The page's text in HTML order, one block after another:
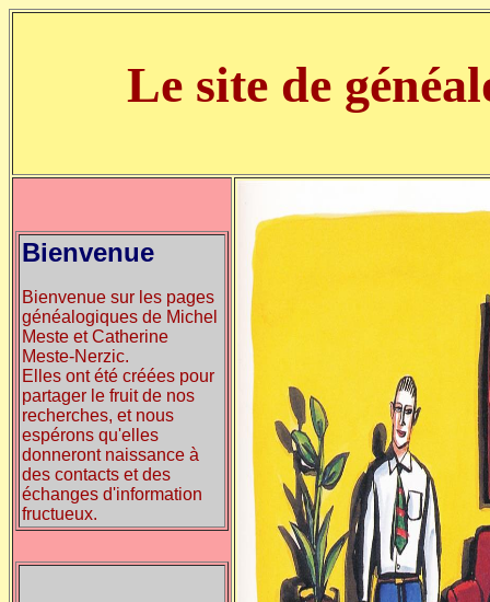
Le site de
Bienvenue
Bienvenue sur les pages
généalogiques de Michel
Meste et Catherine
Meste-Nerzic.
Elles ont été créées pour
partager le fruit de nos
recherches, et nous
espérons qu'elles
donneront naissance à
des contacts et des
échanges d'information
fructueux.